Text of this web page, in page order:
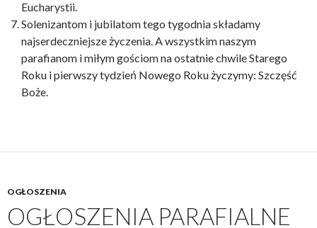
Eucharystii.
Solenizantom i jubilatom tego tygodnia składamy
najserdeczniejsze życzenia. A wszystkim naszym
parafianom i miłym gościom na ostatnie chwile Starego
Roku i pierwszy tydzień Nowego Roku życzymy: Szczęść
Boże.
OGŁOSZENIA
OGŁOSZENIA PARAFIALNE